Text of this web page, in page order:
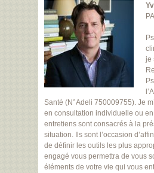
je
Santé (N°Adeli 750009755). Je
en consultation individuelle ou
entretiens sont consacrés à la
situation. Ils sont l’occasion
de définir les outils les plus
engagé vous permettra de vous
éléments de votre vie qui vous